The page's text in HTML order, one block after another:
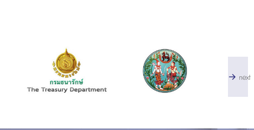
next